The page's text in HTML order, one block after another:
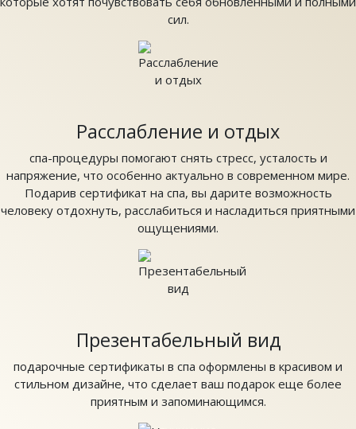
сил.
Расслабление и отдых
спа-процедуры помогают снять стресс, усталость и
напряжение, что особенно актуально в современном мире.
Подарив сертификат на спа, вы дарите возможность
человеку отдохнуть, расслабиться и насладиться приятными
ощущениями.
Презентабельный вид
подарочные сертификаты в спа оформлены в красивом и
стильном дизайне, что сделает ваш подарок еще более
приятным и запоминающимся.